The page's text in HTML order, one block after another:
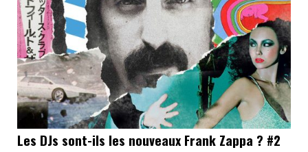
Les DJs sont-ils les nouveaux Frank Zappa ? #2